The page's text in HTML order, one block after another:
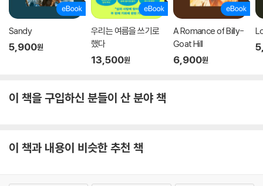
Sandy
5,900원
우리는 여름을 쓰기로
했다
13,500원
A Romance of Billy-
Goat Hill
6,900원
이 책을 구입하신 분들이 산 분야 책
이 책과 내용이 비슷한 추천 책